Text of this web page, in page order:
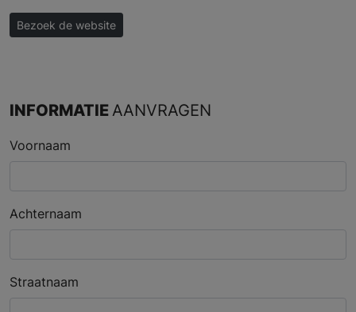
Bezoek de website
INFORMATIEAANVRAGEN
Voornaam
Achternaam
Straatnaam